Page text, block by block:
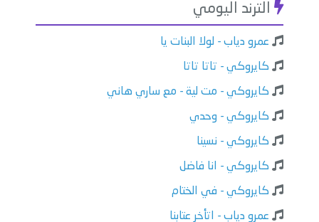
الترند اليومي
عمرو دياب - لولا البنات يا
كايروكي - تاتا تاتا
كايروكي - مت لية - مع ساري هاني
كايروكي - وحدي
كايروكي - نسينا
كايروكي - انا فاضل
كايروكي - في الختام
عمرو دياب - اتأخر عتابنا